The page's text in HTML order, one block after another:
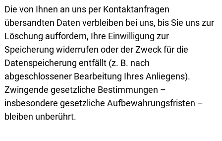
Die von Ihnen an uns per Kontaktanfragen
übersandten Daten verbleiben bei uns, bis Sie uns zur
Löschung auffordern, Ihre Einwilligung zur
Speicherung widerrufen oder der Zweck für die
Datenspeicherung entfällt (z. B. nach
abgeschlossener Bearbeitung Ihres Anliegens).
Zwingende gesetzliche Bestimmungen –
insbesondere gesetzliche Aufbewahrungsfristen –
bleiben unberührt.